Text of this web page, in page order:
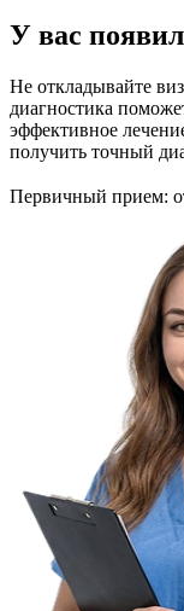
У вас
Не откладывайте
диагностика
эффективное
получить точный
Первичный прием: